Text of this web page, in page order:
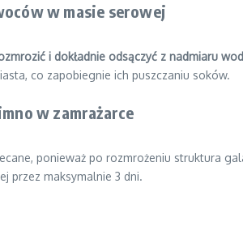
w masie serowej
i dokładnie odsączyć z nadmiaru
co zapobiegnie ich puszczaniu soków.
w zamrażarce
ponieważ po rozmrożeniu struktura
przez maksymalnie 3 dni.